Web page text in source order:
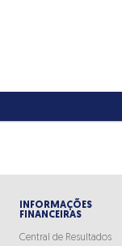
INFORMAÇÕES
FINANCEIRAS
Central de Resultados